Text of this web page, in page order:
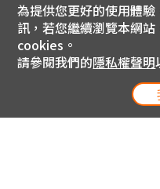
為提供您更好的使用體
訊，若您繼續瀏覽本網
cookies。
請參閱我們的隱私權聲明